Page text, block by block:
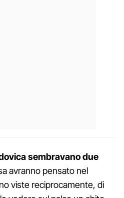
sembravano due
avranno pensato nel
viste reciprocamente, di